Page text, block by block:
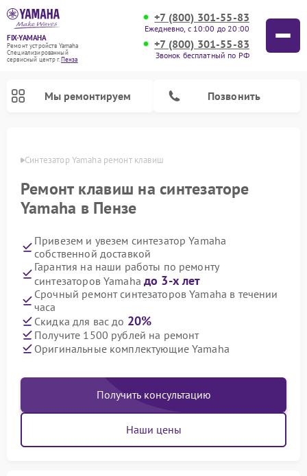
FIX-YAMAHA
Ремонт устройств Yamaha
Специализированный
cервисный центр г.Пенза
+7 (800) 301-55-83
Ежедневно, с 10:00 до 20:00
+7 (800) 301-55-83
Звонок бесплатный по РФ
Мы ремонтируем Позвонить
Синтезатор Yamaha ремонт клавиш
Ремонт клавиш на синтезаторе
Yamaha в Пензе
Привезем и увезем синтезатор Yamaha
собственной доставкой
Гарантия на наши работы по ремонту
синтезаторов Yamahaдо 3-х лет
Срочный ремонт синтезаторов Yamaha в течении
часа
Скидка для вас до 20%
Получите 1500 рублей на ремонт
Оригинальные комплектующие Yamaha
Получить консультацию
Наши цены